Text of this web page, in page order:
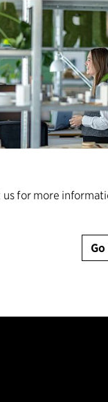
for more